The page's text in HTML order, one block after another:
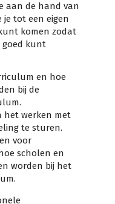
aan de hand van
tot een eigen
komen zodat
goed kunt
en hoe
bij de
het werken met
te sturen.
voor
scholen en
worden bij het